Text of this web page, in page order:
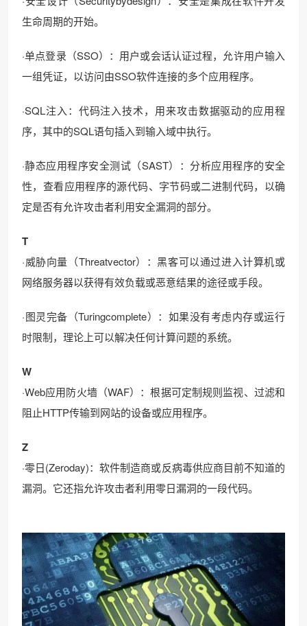
生命周期的开始。
·单点登录（SSO）：用户或会话认证过程，允许用户输入
一组凭证，以访问由SSO软件连接的多个应用程序。
·SQL注入：代码注入技术，用来攻击数据驱动的应用程
序，其中的SQL语句插入到输入域中执行。
·静态应用程序安全测试（SAST）：分析应用程序的安全
性，查看应用程序的源代码、字节码或二进制代码，以确
定是否有允许攻击者利用安全漏洞的部分。
T
·威胁向量（Threatvector）：黑客可以通过进入计算机或
网络服务器以获得有效负载或恶意结果的途径或手段。
·图灵完备（Turingcomplete）：如果没有考虑内存或运行
时限制，理论上可以解决任何计算问题的系统。
W
·Web应用防火墙（WAF）：根据可定制规则监视、过滤和
阻止HTTP传输到网站的设备或应用程序。
Z
·零日(Zeroday)：软件制造商或反病毒供应商目前不知道的
漏洞。它还指允许攻击者利用零日漏洞的一段代码。